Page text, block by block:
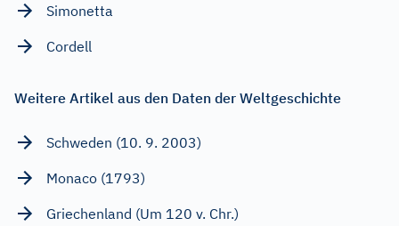
Simonetta
Cordell
Weitere Artikel aus den Daten der Weltgeschichte
Schweden (10. 9. 2003)
Monaco (1793)
Griechenland (Um 120 v. Chr.)